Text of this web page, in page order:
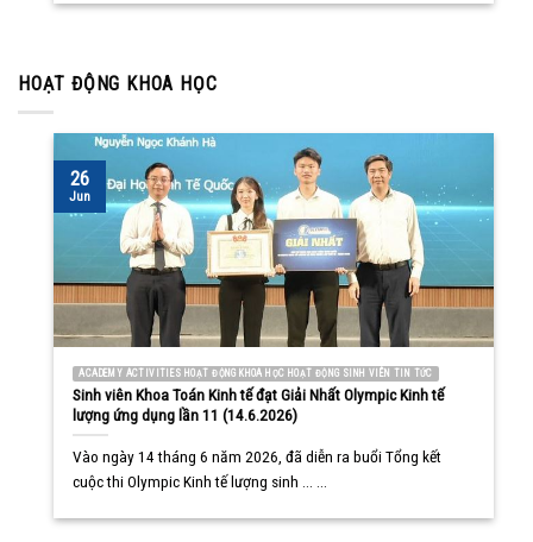
HOẠT ĐỘNG KHOA HỌC
ACADEMY ACTIVITIES HOẠT ĐỘNG KHOA HỌC HOẠT ĐỘNG SINH VIÊN TIN TỨC
Sinh viên Khoa Toán Kinh tế đạt Giải Nhất Olympic Kinh tế
lượng ứng dụng lần 11 (14.6.2026)
Vào ngày 14 tháng 6 năm 2026, đã diễn ra buổi Tổng kết
cuộc thi Olympic Kinh tế lượng sinh ... ...
26
Jun